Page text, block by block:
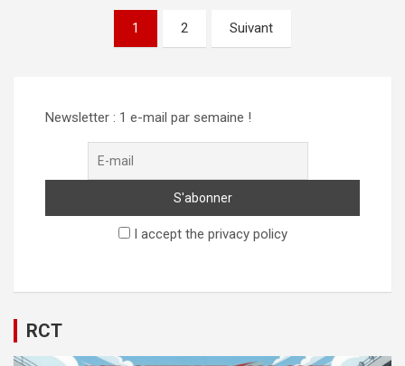
1 2 Suivant
Newsletter : 1 e-mail par semaine !
I accept the privacy policy
RCT